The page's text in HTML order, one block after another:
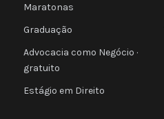
Maratonas
Graduação
Advocacia como Negócio ·
gratuito
Estágio em Direito